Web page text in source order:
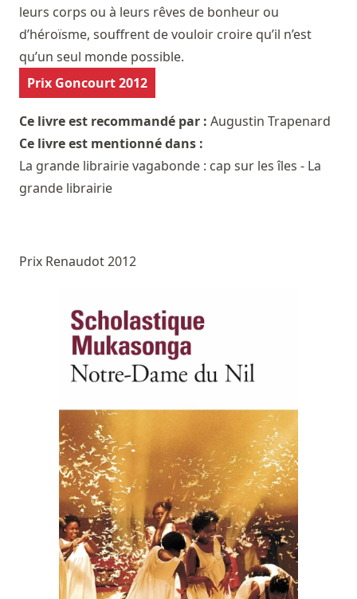
leurs corps ou à leurs rêves de bonheur ou
d’héroïsme, souffrent de vouloir croire qu’il n’est
qu’un seul monde possible.
Prix Goncourt 2012
Ce livre est recommandé par : Augustin Trapenard
Ce livre est mentionné dans :
La grande librairie vagabonde : cap sur les îles - La
grande librairie
Prix Renaudot 2012